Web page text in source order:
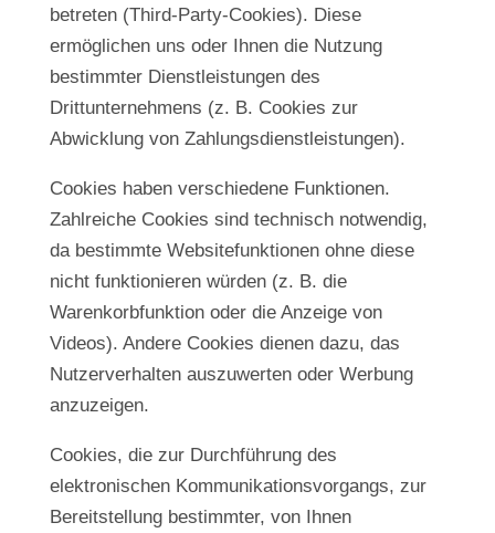
betreten (Third-Party-Cookies). Diese
ermöglichen uns oder Ihnen die Nutzung
bestimmter Dienstleistungen des
Drittunternehmens (z. B. Cookies zur
Abwicklung von Zahlungsdienstleistungen).
Cookies haben verschiedene Funktionen.
Zahlreiche Cookies sind technisch notwendig,
da bestimmte Websitefunktionen ohne diese
nicht funktionieren würden (z. B. die
Warenkorbfunktion oder die Anzeige von
Videos). Andere Cookies dienen dazu, das
Nutzerverhalten auszuwerten oder Werbung
anzuzeigen.
Cookies, die zur Durchführung des
elektronischen Kommunikationsvorgangs, zur
Bereitstellung bestimmter, von Ihnen